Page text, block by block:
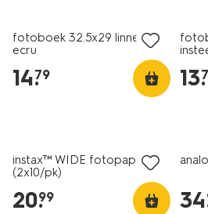
fotoboek 32.5x29 linnen
ecru
14.
79 13.
instax™ WIDE fotopapier
(2x10/pk)
20.
99 34